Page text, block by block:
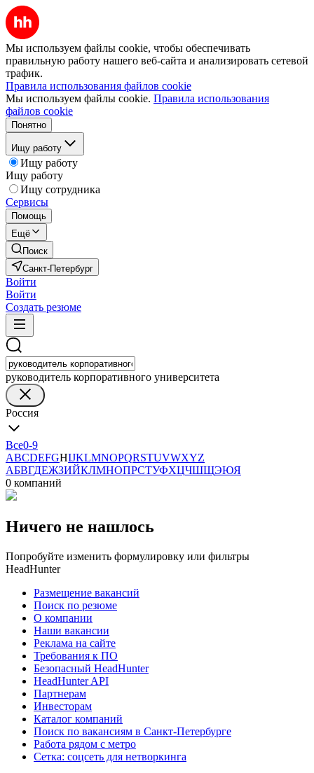
Мы используем файлы cookie, чтобы обеспечивать
правильную работу нашего веб-сайта и анализировать сетевой
трафик.
Правила использования файлов cookie
Мы используем файлы cookie. Правила использования
файлов cookie
Понятно
Ищу работу
Ищу работу
Ищу работу
Ищу сотрудника
Сервисы
Помощь
Ещё
Поиск
Санкт-Петербург
Войти
Войти
Создать резюме
руководитель корпоративного университета
Россия
Все0-9
ABCDEFGHIJKLMNOPQRSTUVWXYZ
АБВГДЕЖЗИЙКЛМНОПРСТУФХЦЧШЩЭЮЯ
0 компаний
Ничего не нашлось
Попробуйте изменить формулировку или фильтры
HeadHunter
Размещение вакансий
Поиск по резюме
О компании
Наши вакансии
Реклама на сайте
Требования к ПО
Безопасный HeadHunter
HeadHunter API
Партнерам
Инвесторам
Каталог компаний
Поиск по вакансиям в Санкт-Петербурге
Работа рядом с метро
Сетка: соцсеть для нетворкинга